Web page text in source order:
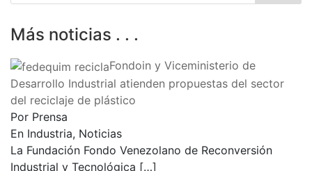
Más noticias . . .
Fondoin y Viceministerio de
Desarrollo Industrial atienden propuestas del sector
del reciclaje de plástico
Por Prensa
En Industria, Noticias
La Fundación Fondo Venezolano de Reconversión
Industrial y Tecnológica […]